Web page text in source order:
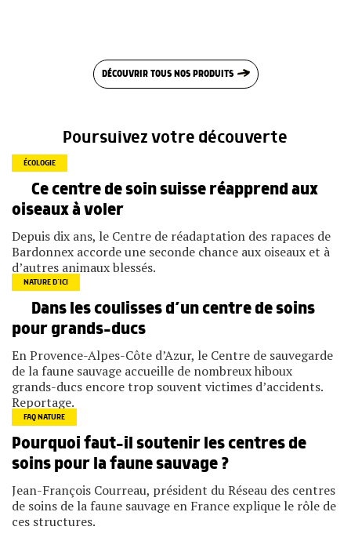
DÉCOUVRIR TOUS NOS PRODUITS
Poursuivez votre découverte
ÉCOLOGIE
Ce centre de soin suisse réapprend aux
oiseaux à voler
Depuis dix ans, le Centre de réadaptation des rapaces de
Bardonnex accorde une seconde chance aux oiseaux et à
d’autres animaux blessés.
NATURE D’ICI
Dans les coulisses d’un centre de soins
pour grands-ducs
En Provence-Alpes-Côte d’Azur, le Centre de sauvegarde
de la faune sauvage accueille de nombreux hiboux
grands-ducs encore trop souvent victimes d’accidents.
Reportage.
FAQ NATURE
Pourquoi faut-il soutenir les centres de
soins pour la faune sauvage ?
Jean-François Courreau, président du Réseau des centres
de soins de la faune sauvage en France explique le rôle de
ces structures.